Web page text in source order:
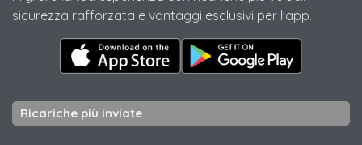
sicurezza rafforzata e vantaggi esclusivi per l'app.
Ricariche più inviate